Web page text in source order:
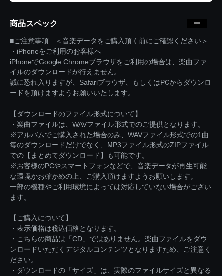
商品スペック
■ご注意事項 ＜音楽データをご購入頂く前にご確認ください＞
・iPhoneをご利用のお客様へ
iPhoneでGoogle Chromeブラウザをご利用の場合は、楽曲ファ
イルのダウンロードが行えません。
誠に恐れ入りますが、Safariブラウザ、もしくはPCからダウンロ
ードを頂けますようお願いいたします。
【ダウンロードのファイル形式について】
・楽曲ファイルは、WAVファイル形式でのご提供となります。
※アルバムでご購入された場合のみ、WAVファイル形式での1曲
毎のダウンロードだけでなく、MP3ファイル形式のZIPファイル
での【まとめてダウンロード】も可能です。
※お客様のPCやスマートフォンなどで、音楽データが再生可能
な環境かお確かめの上、ご購入頂けますようお願いします。
一部の機種やご利用環境によっては対応していない場合がござい
ます。
【ご購入について】
・表示価格は税込価格となります。
・こちらの商品は「CD」ではありません。楽曲ファイルをダウ
ンロードいただくデジタルコンテンツとなりますため、ご注意く
ださい。
・ダウンロードの「サイズ」は、実際のファイルサイズと異なる